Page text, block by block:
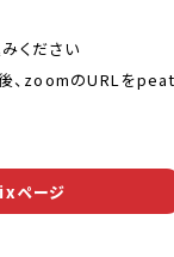
ください
、zoomのURLを
ページ